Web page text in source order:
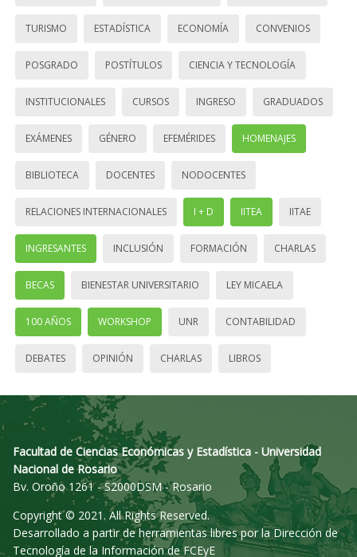
TURISMO ESTADÍSTICA ECONOMÍA CONVENIOS
POSGRADO POSTÍTULOS CIENCIA Y TECNOLOGÍA
INSTITUCIONALES CURSOS INGRESO GRADUADOS
EXÁMENES GÉNERO EFEMÉRIDES HOMENAJES
BIBLIOTECA DOCENTES NODOCENTES
RELACIONES INTERNACIONALES I + D IITEA IITAE
INGRESANTES INCLUSIÓN FORMACIÓN CHARLAS
BECAS BIENESTAR UNIVERSITARIO LEY MICAELA
100 AÑOS WORKSHOP UNR CONTABILIDAD
DEBATES OPINIÓN CHARLAS LIBROS
Facultad de Ciencias Económicas y Estadística - Universidad
Nacional de Rosario
Bv. Oroño 1261 - S2000DSM - Rosario
Copyright © 2021. All Rights Reserved.
Desarrollado a partir de herramientas libres por la Dirección de
Tecnología de la Información de FCEyE